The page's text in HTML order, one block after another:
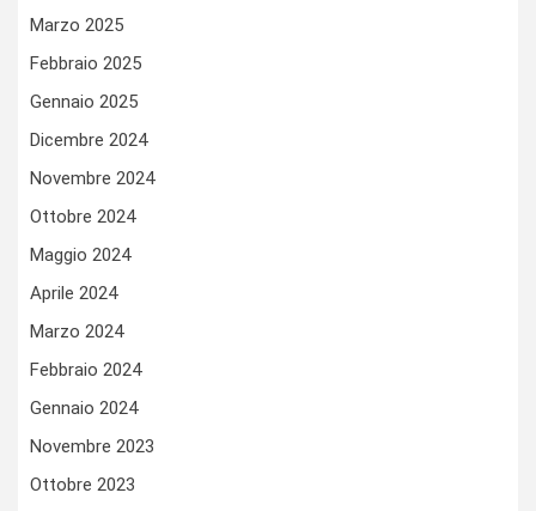
Marzo 2025
Febbraio 2025
Gennaio 2025
Dicembre 2024
Novembre 2024
Ottobre 2024
Maggio 2024
Aprile 2024
Marzo 2024
Febbraio 2024
Gennaio 2024
Novembre 2023
Ottobre 2023